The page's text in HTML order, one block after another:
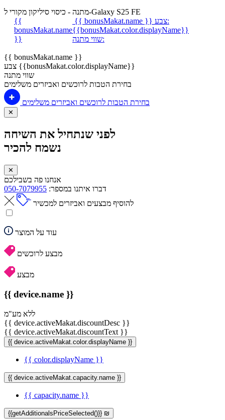
מתנה - כיסוי סיליקון מקורי ל-Galaxy S25 FE
{{
bonusMakat.name
}}
{{ bonusMakat.name }}
צבע:
{{bonusMakat.color.displayName}}
שווי מתנה:
{{ bonusMakat.name }}
צבע {{bonusMakat.color.displayName}}
שווי מתנה
בחירת הטבות לרוכשים ואביזרים משלימים
בחירת הטבות לרוכשים ואביזרים משלימים
✕
לפני שנתחיל את השיחה
נשמח להכיר
✕
אנחנו פה בשבילכם
דברו איתנו במספר: 050-7079955
להוסיף מבצעים ואביזרים למכשיר
עוד על המוצר
מבצע לרוכשים
מבצע
{{ device.name }}
ללא מע"מ
{{ device.activeMakat.discountDesc }}
{{ device.activeMakat.discountText }}
{{ device.activeMakat.color.displayName }}
{{ color.displayName }}
{{ device.activeMakat.capacity.name }}
{{ capacity.name }}
{{getAdditionalsPriceSelected()}} ₪